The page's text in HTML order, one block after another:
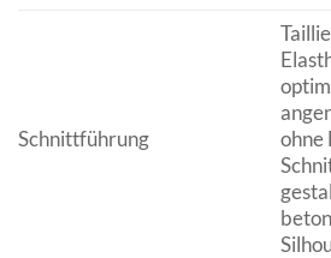
Schnittführung
ohne